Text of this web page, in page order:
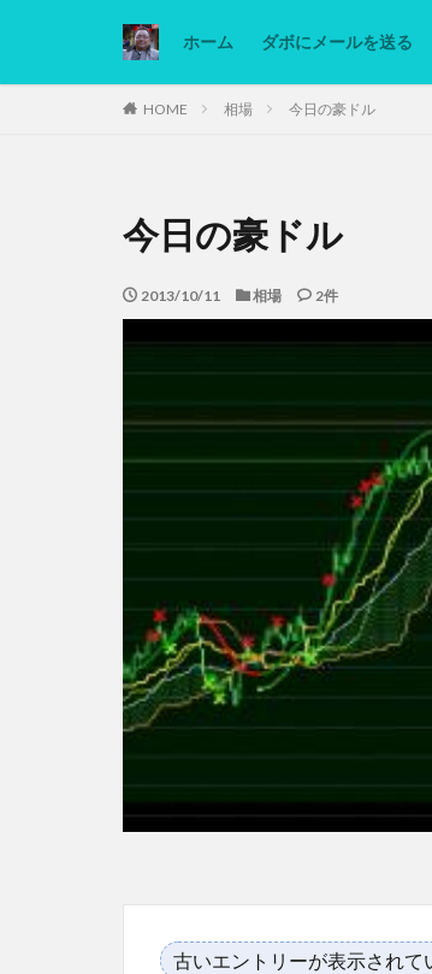
ホーム ダボにメールを送る
HOME 相場 今日の豪ドル
今日の豪ドル
2013/10/11 相場 2件
古いエントリーが表示されて
カテ